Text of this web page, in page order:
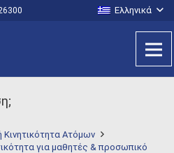
Ελληνικά
Ατόμων
για μαθητές & προσωπικό